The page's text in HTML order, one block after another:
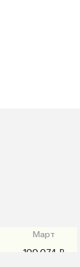
Март
100 074 ₽